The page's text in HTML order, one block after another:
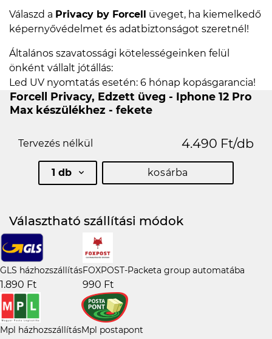
Válaszd a Privacy by Forcell
üveget, ha kiemelkedő
képernyővédelmet és adatbiztonságot szeretnél!
Általános szavatossági kötelességeinken felül
önként vállalt jótállás:
Led UV nyomtatás esetén: 6 hónap kopásgarancia!
Forcell Privacy, Edzett üveg - Iphone 12 Pro
Max készülékhez - fekete
Tervezés nélkül 4.490 Ft/db
1 db kosárba
Választható szállítási módok
GLS házhozszállítás
1.890 Ft
FOXPOST-Packeta group automatába
990 Ft
Mpl házhozszállításMpl postapont